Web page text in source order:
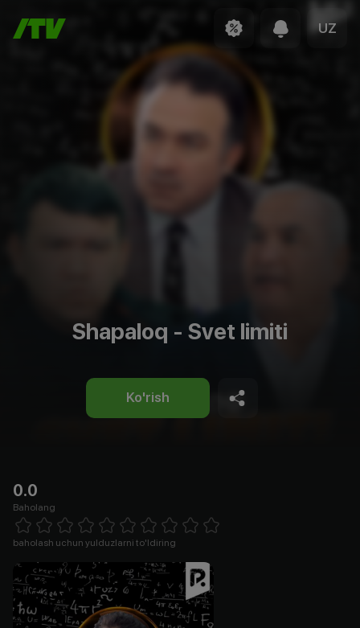
UZ
Shapaloq - Svet limiti
Ko'rish
0.0
Baholang
1 Star 2 Stars 3 Stars 4 Stars5 Stars 6 Stars7 Stars8 Stars
baholash uchun yulduzlarni to'ldiring